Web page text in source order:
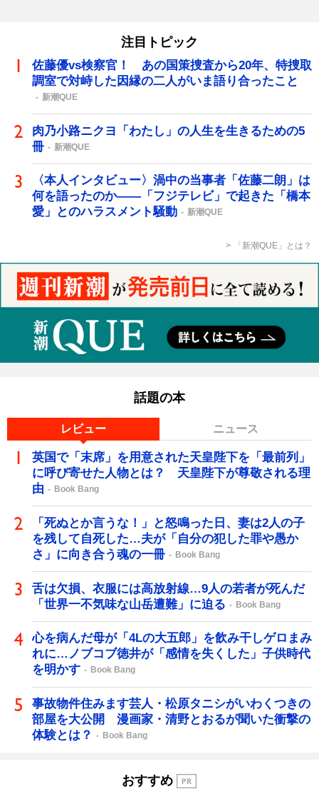
注目トピック
佐藤優vs検察官！ あの国策捜査から20年、特捜取
調室で対峙した因縁の二人がいま語り合ったこと
新潮QUE
肉乃小路ニクヨ「わたし」の人生を生きるための5
冊
新潮QUE
〈本人インタビュー〉渦中の当事者「佐藤二朗」は
何を語ったのか――「フジテレビ」で起きた「橋本
愛」とのハラスメント騒動
新潮QUE
「新潮QUE」とは？
話題の本
レビュー ニュース
英国で「末席」を用意された天皇陛下を「最前列」
に呼び寄せた人物とは？ 天皇陛下が尊敬される理
由
Book Bang
「死ぬとか言うな！」と怒鳴った日、妻は2人の子
を残して自死した…夫が「自分の犯した罪や愚か
さ」に向き合う魂の一冊
Book Bang
舌は欠損、衣服には高放射線…9人の若者が死んだ
「世界一不気味な山岳遭難」に迫る
Book Bang
心を病んだ母が「4Lの大五郎」を飲み干しゲロまみ
れに…ノブコブ徳井が「感情を失くした」子供時代
を明かす
Book Bang
事故物件住みます芸人・松原タニシがいわくつきの
部屋を大公開 漫画家・清野とおるが聞いた衝撃の
体験とは？
Book Bang
おすすめ